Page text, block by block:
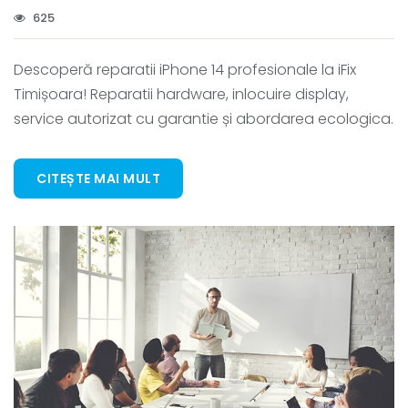
625
Descoperă reparatii iPhone 14 profesionale la iFix
Timișoara! Reparatii hardware, inlocuire display,
service autorizat cu garantie și abordarea ecologica.
CITEȘTE MAI MULT